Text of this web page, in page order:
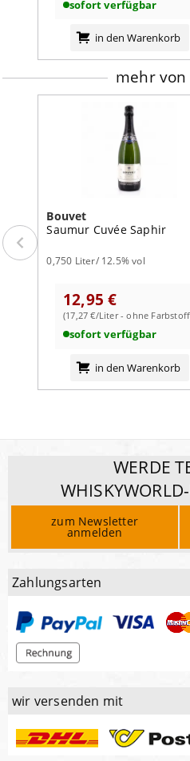
sofort verfügbar
in den Warenkorb
mehr
Bouvet
Saumur Cuvée Saphir
0,750 Liter/ 12.5% vol
12,95 €
(17,27 €/Liter - ohne
sofort verfügbar
in den Warenkorb
WERDE
zum Newsletter
anmelden
Zahlungsarten
wir versenden mit